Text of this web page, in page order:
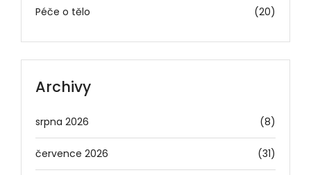
Péče o tělo (20)
Archivy
srpna 2026 (8)
července 2026 (31)